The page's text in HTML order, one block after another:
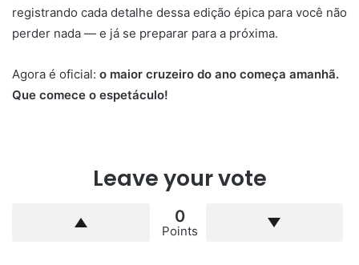
registrando cada detalhe dessa edição épica para você não
perder nada — e já se preparar para a próxima.
Agora é oficial: o maior cruzeiro do ano começa amanhã.
Que comece o espetáculo!
Leave your vote
0
Points